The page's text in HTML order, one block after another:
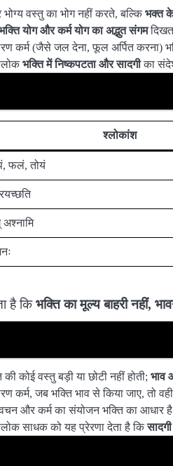
भोग्य वस्तु का भोग नहीं करते, बल्कि भक्त
योग और कर्म योग का अद्भुत संगम
कर्म (जैसे जल देना, फूल अर्पित करना)
भक्ति में निष्कपटता और सादगीका
श्लोकांश
फलं, तोयं
है किभक्ति का मूल्य बाहरी नहीं,
की कोई वस्तु बड़ी या छोटी नहीं होती; भाव
कर्म, जब भक्ति भाव से किया जाए, तो
और कर्म का संयोजन भक्ति का आधार
साधक को यह प्रेरणा देता है कि